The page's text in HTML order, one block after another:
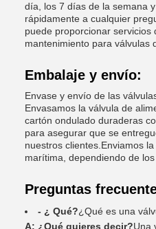
día, los 7 días de la semana
rápidamente a cualquier
puede proporcionar servicios
mantenimiento para válvulas
Embalaje y envío:
Envase y envío de las
Envasamos la válvula de
cartón ondulado duraderas
para asegurar que se
nuestros clientes.Enviamos
marítima, dependiendo de los
Preguntas
- ¿ Qué?¿Qué es una
A: ¿Qué quieres decir?Una